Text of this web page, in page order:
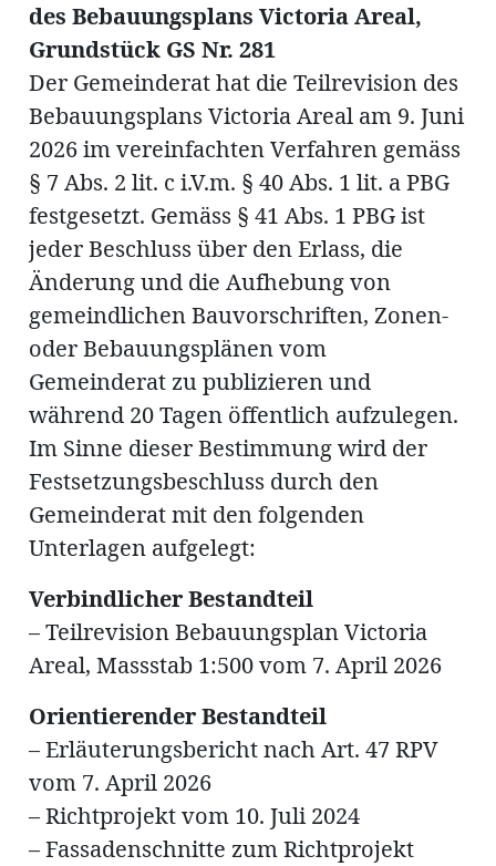
Amtliche
Mitteilungen
Baustellen
des Bebauungsplans Victoria Areal,
Grundstück GS Nr. 281
Der Gemeinderat hat die Teilrevision des
Bebauungsplans Victoria Areal am 9. Juni
2026 im vereinfachten Verfahren gemäss
§ 7 Abs. 2 lit. c i.V.m. § 40 Abs. 1 lit. a PBG
festgesetzt. Gemäss § 41 Abs. 1 PBG ist
jeder Beschluss über den Erlass, die
Änderung und die Aufhebung von
gemeindlichen Bauvorschriften, Zonen-
oder Bebauungsplänen vom
Gemeinderat zu publizieren und
während 20 Tagen öffentlich aufzulegen.
Im Sinne dieser Bestimmung wird der
Festsetzungsbeschluss durch den
Gemeinderat mit den folgenden
Unterlagen aufgelegt:
Verbindlicher Bestandteil
– Teilrevision Bebauungsplan Victoria
Areal, Massstab 1:500 vom 7. April 2026
Orientierender Bestandteil
– Erläuterungsbericht nach Art. 47 RPV
vom 7. April 2026
– Richtprojekt vom 10. Juli 2024
– Fassadenschnitte zum Richtprojekt